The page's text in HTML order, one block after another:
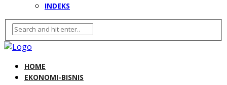
INDEKS
HOME
EKONOMI-BISNIS